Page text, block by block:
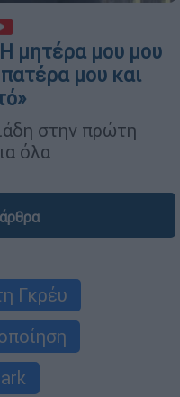
μητέρα μου μου
πατέρα μου και
στην πρώτη
όλα
Γκρέυ